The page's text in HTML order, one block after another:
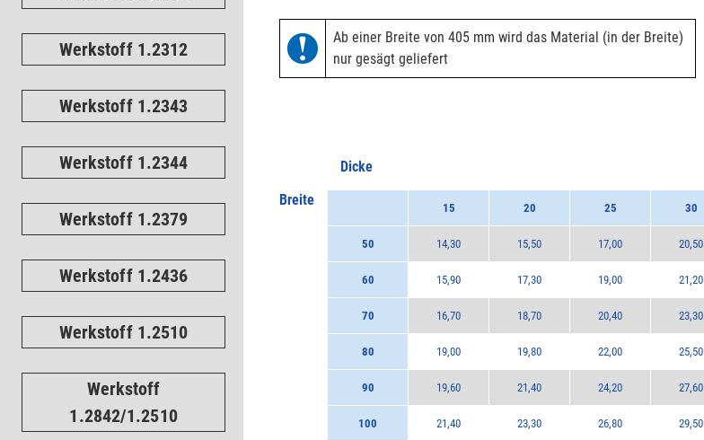
Werkstoff 1.2312
Werkstoff 1.2343
Werkstoff 1.2344
Werkstoff 1.2379
Werkstoff 1.2436
Werkstoff 1.2510
Werkstoff
1.2842/1.2510
Ab einer Breite von 405 mm wird das Material (in der Breite)
nur gesägt geliefert
Dicke
Breite
15 20 25 30
50 14,30 15,50 17,00 20,50
60 15,90 17,30 19,00 21,20
70 16,70 18,70 20,40 23,30
80 19,00 19,80 22,00 25,50
90 19,60 21,40 24,20 27,60
100 21,40 23,30 26,80 29,50